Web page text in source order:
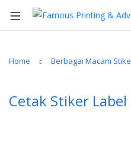
Home Berbagai Macam
Cetak Stiker Label